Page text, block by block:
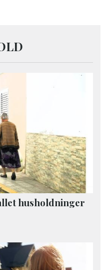
husholdninger